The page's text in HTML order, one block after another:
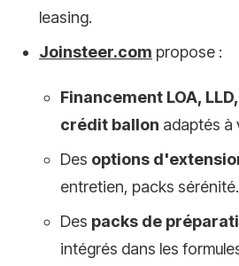
leasing.
Joinsteer.com propose :
Financement LOA,
crédit ballon adaptés à
Des options
entretien, packs sérénité.
Des packs de
intégrés dans les